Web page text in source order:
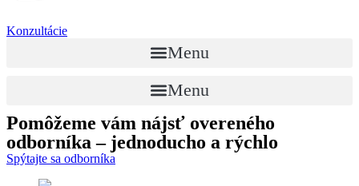
Konzultácie
Menu
Menu
Pomôžeme vám nájsť overeného
odborníka– jednoducho a rýchlo
Spýtajte sa odborníka